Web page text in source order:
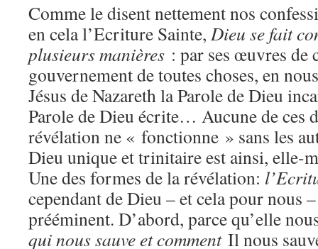
Comme le disent nettement nos
en cela l’Ecriture Sainte, Dieu se fait
plusieurs manières : par ses œuvres de
gouvernement de toutes choses, en
Jésus de Nazareth la Parole de Dieu
Parole de Dieu écrite… Aucune de ces
révélation ne « fonctionne » sans les
Dieu unique et trinitaire est ainsi, elle-
Une des formes de la révélation:
cependant de Dieu – et cela pour nous
prééminent. D’abord, parce qu’elle
qui nous sauve et commentIl nous